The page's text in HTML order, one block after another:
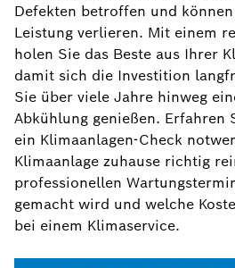
Defekten betroffen und
Leistung verlieren. Mit einem
holen Sie das Beste aus Ihrer
damit sich die Investition
Sie über viele Jahre hinweg
Abkühlung genießen. Erfahren
ein Klimaanlagen-Check
Klimaanlage zuhause richtig
professionellen
gemacht wird und welche
bei einem Klimaservice.